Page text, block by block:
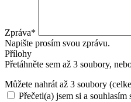
Zpráva*
Napište prosím svou zprávu.
Přílohy
Přetáhněte sem až 3 soubory,
Můžete nahrát až 3 soubory
Přečetl(a) jsem si a